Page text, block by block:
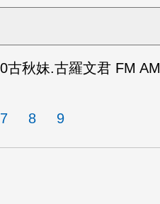
古秋妹.古羅文君 FM AM
7 8 9